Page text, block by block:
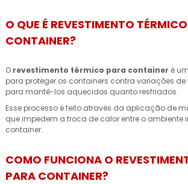
O QUE É REVESTIMENTO
CONTAINER?
O revestimento térmico para container é
para proteger os containers contra variações
para mantê-los aquecidos quanto resfriados.
Esse processo é feito através da aplicação de
que impedem a troca de calor entre o ambiente
container.
COMO FUNCIONA O
PARA CONTAINER?